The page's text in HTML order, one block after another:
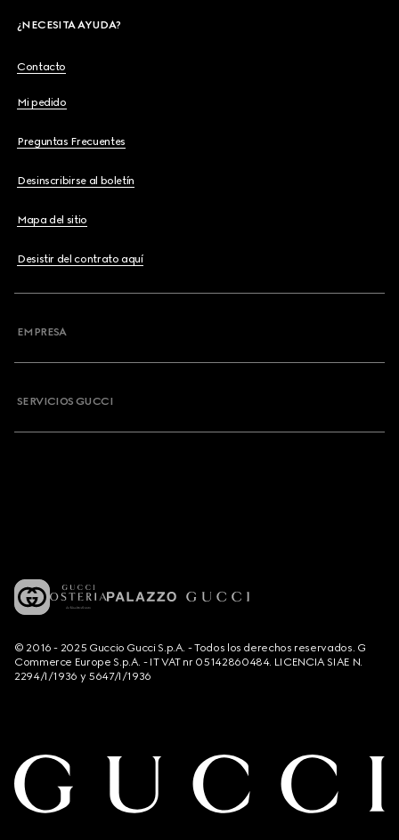
¿NECESITA AYUDA?
Contacto
Mi pedido
Preguntas Frecuentes
Desinscribirse al boletín
Mapa del sitio
Desistir del contrato aquí
EMPRESA
SERVICIOS GUCCI
© 2016 - 2025 Guccio Gucci S.p.A. - Todos los derechos reservados. G
Commerce Europe S.p.A. - IT VAT nr 05142860484. LICENCIA SIAE N.
2294/I/1936 y 5647/I/1936